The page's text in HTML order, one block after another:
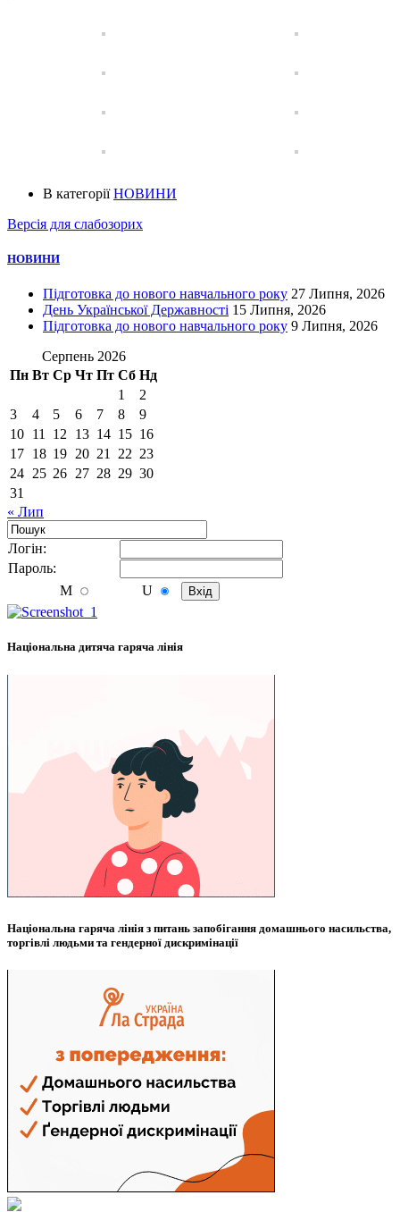
В категоріїНОВИНИ
Версія для слабозорих
НОВИНИ
Підготовка до нового навчального року 27 Липня, 2026
День Української Державності 15 Липня, 2026
Підготовка до нового навчального року 9 Липня, 2026
Серпень 2026
Пн Вт Ср Чт Пт Сб Нд
1
2
3
4 5 6 7 8
9
10 11 12 13 14 15 16
17 18 19 20 21 22 23
24 25 26 27 28 29 30
31
« Лип
Логiн:
Пароль:
M
U
Національна дитяча гаряча лінія
Національна гаряча лінія з питань запобігання домашнього насильства,
торгівлі людьми та гендерної дискримінації